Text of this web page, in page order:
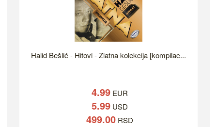
Halid Bešlić - Hitovi - Zlatna kolekcija [kompilac...
4.99 EUR
5.99 USD
499.00 RSD